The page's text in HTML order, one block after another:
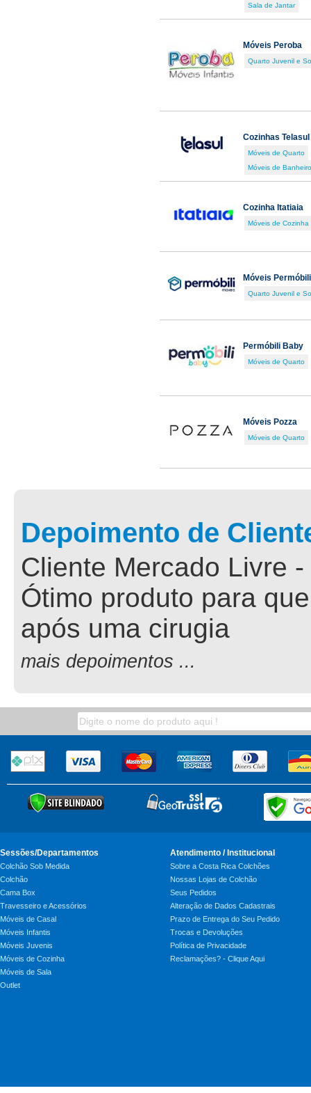
Sala de Jantar
Móveis Peroba
Quarto Juvenil e
Cozinhas Telasul
Móveis de Quarto
Móveis de Banheiro
Cozinha Itatiaia
Móveis de Cozinha
Móveis Permóbili
Quarto Juvenil e
Permóbili Baby
Móveis de Quarto
Móveis Pozza
Móveis de Quarto
Depoimento de
Cliente Mercado Livre
Ótimo produto para
após uma cirugia
mais depoimentos ...
Sessões/Departamentos
Colchão Sob Medida
Colchão
Cama Box
Travesseiro e Acessórios
Móveis de Casal
Móveis Infantis
Móveis Juvenis
Móveis de Cozinha
Móveis de Sala
Outlet
Atendimento / Institucional
Sobre a Costa Rica Colchões
Nossas Lojas de Colchão
Seus Pedidos
Alteração de Dados Cadastrais
Prazo de Entrega do Seu Pedido
Trocas e Devoluções
Política de Privacidade
Reclamações? - Clique Aqui